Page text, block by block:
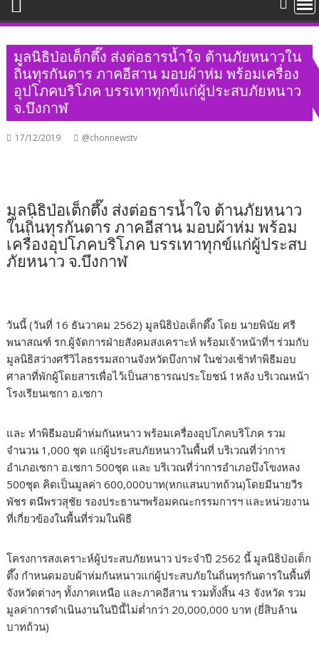
มูลนิธิป่อเต็กตึ๊ง ส่งต่อธารน้ำใจ ต้านภัยหนาวใน
ถิ่นทุรกันดาร ภาคอีสาน มอบผ้าห่ม พร้อมเครื่อง
อุปโภคบริโภค บรรเทาทุกข์แก่ผู้ประสบภัยหนาว
จ.บึงกาฬ
17/12/2019 @chonnewstv
มูลนิธิป่อเต็กตึ๊ง ส่งต่อธารน้ำใจ ต้านภัยหนาว
ในถิ่นทุรกันดาร ภาคอีสาน มอบผ้าห่ม พร้อม
เครื่องอุปโภคบริโภค บรรเทาทุกข์แก่ผู้ประสบ
ภัยหนาว จ.บึงกาฬ
วันนี้ (วันที่ 16 ธันวาคม 2562) มูลนิธิป่อเต็กตึ๊ง โดย นายพินัย ศรี
พนาสณฑ์ รก.ผู้จัดการฝ่ายสังคมสงเคราะห์ พร้อมเจ้าหน้าที่ฯ ร่วมกับ
มูลนิธิสว่างศรีวิไลธรรมสถานจังหวัดบึงกาฬ ในช่วงเช้าทำพิธีมอบ
ศาลาที่พักผู้โดยสารเพื่อไว้เป็นสาธารณประโยชน์ 1หลัง บริเวณหน้า
โรงเรียนเซกา อ.เซกา
และ ทำพิธีมอบผ้าห่มกันหนาว พร้อมเครื่องอุปโภคบริโภค รวม
จำนวน 1,000 ชุด แก่ผู้ประสบภัยหนาวในพื้นที่ บริเวณที่ว่าการ
อำเภอเซกา อ.เซกา 500ชุด และ บริเวณที่ว่าการอำเภอบึงโขงหลง
500ชุด คิดเป็นมูลค่า 600,000บาท(หกแสนบาทถ้วน)โดยมีนายวีร
พัชร ตนีพรวสุชัย รองประธานฯพร้อมคณะกรรมการฯ และหน่วยงาน
ที่เกี่ยวข้องในพื้นที่ร่วมในพิธี
โครงการสงเคราะห์ผู้ประสบภัยหนาว ประจำปี 2562 นี้ มูลนิธิป่อเต็ก
ตึ๊ง กำหนดมอบผ้าห่มกันหนาวแก่ผู้ประสบภัยในถิ่นทุรกันดารในพื้นที่
จังหวัดต่างๆ ทั้งภาคเหนือ และภาคอีสาน รวมทั้งสิ้น 43 จังหวัด รวม
มูลค่าการดำเนินงานในปีนี้ไม่ต่ำกว่า 20,000,000 บาท (ยี่สิบล้าน
บาทถ้วน)